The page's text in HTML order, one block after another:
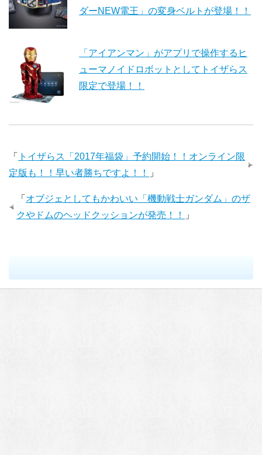
ダーNEW電王」の変身ベルトが登場！！
「アイアンマン」がアプリで操作するヒ
ューマノイドロボットとしてトイザらス
限定で登場！！
「
トイザらス「2017年福袋」予約開始！！オンライン限
定版も！！早い者勝ちですよ！！
」
「 オブジェとしてもかわいい「機動戦士ガンダム」のザ
クやドムのヘッドクッションが発売！！
」